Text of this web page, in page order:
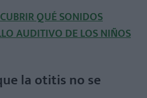
QUÉ SONIDOS
AUDITIVO DE LOS NIÑOS
la otitis no se